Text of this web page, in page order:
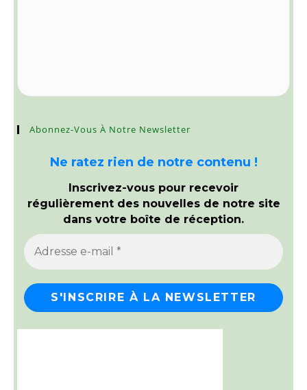
Abonnez-Vous À Notre Newsletter
Ne ratez rien de notre contenu !
Inscrivez-vous pour recevoir
régulièrement des nouvelles de notre site
dans votre boîte de réception.